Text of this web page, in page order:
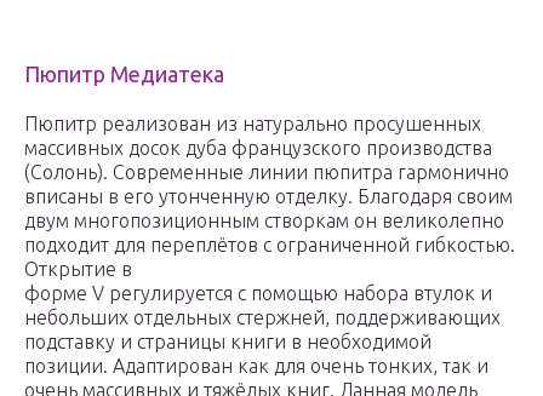
Пюпитр Медиатека
Пюпитр реализован из натурально просушенных
массивных досок дуба французского производства
(Солонь). Современные линии пюпитра гармонично
вписаны в его утонченную отделку. Благодаря своим
двум многопозиционным створкам он великолепно
подходит для переплётов с ограниченной гибкостью.
Открытие в
форме V регулируется с помощью набора втулок и
небольших отдельных стержней, поддерживающих
подставку и страницы книги в необходимой
позиции. Адаптирован как для очень тонких, так и
очень массивных и тяжёлых книг. Данная модель